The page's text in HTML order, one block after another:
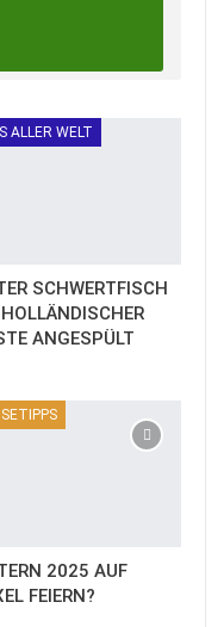
ALLER WELT
SCHWERTFISCH
ANGESPÜLT
2025 AUF
FEIERN?